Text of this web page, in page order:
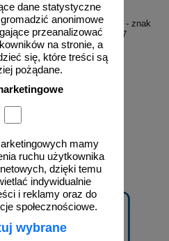
dane statystyczne
anonimowe
przeanalizować
na stronie, a
się, które treści są
pożądane.
mamy
ruchu użytkownika
dzięki temu
indywidualnie
i reklamy oraz do
społecznościowe.
wybrane
RA507
Zakaz wprowadzania psów - znak
informacyjny - RA507
do koszyka